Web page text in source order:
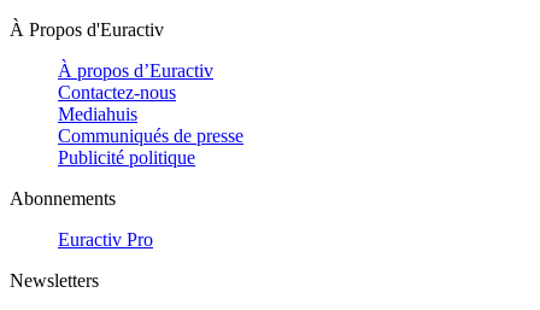
À Propos d'Euractiv
À propos d’Euractiv
Contactez-nous
Mediahuis
Communiqués de presse
Publicité politique
Abonnements
Euractiv Pro
Newsletters